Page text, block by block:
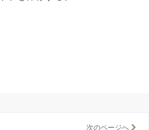
次のページへ